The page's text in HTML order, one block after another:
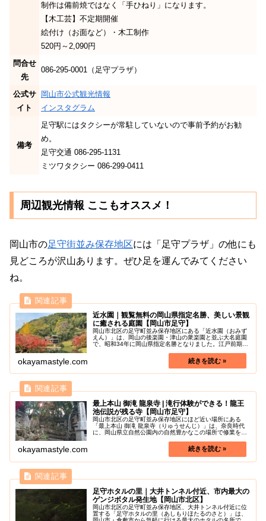
制作は備前焼ではなく「手ひねり」になります。
【木工芸】不定期開催
絵付け（お面など）・木工制作
520円～2,090円
問合せ
先
086-295-0001（足守プラザ）
公式サ
イト
岡山市公式観光情報
インスタグラム
備考
足守駅にはタクシーが常駐していないので事前予約がお勧
め。
足守交通 086-295-1131
ミツワタクシー 086-299-0411
周辺観光情報 ここもオススメ！
岡山市の足守街並み保存地区には「足守プラザ」の他にも
見どころが沢山あります。ぜひ足を運んでみてください
ね。
近水園｜観覧無料の岡山県指定名勝、美しい景観
に癒される庭園【岡山市足守】
岡山市北区の足守町並み保存地区にある「近水園（おみず
えん）」は、岡山の後楽園・津山の衆楽園と並ぶ大名庭園
で、昭和34年に岡山県指定名勝となりました。江戸前期頃
ぎ、その奥に設けられた旧足守藩主...
okayamastyle.com
最上本山 御滝 龍泉寺 | 滝行体験ができる！龍王
池伝説が残る寺【岡山市足守】
岡山市北区の足守町並み保存地区にほど近い場所にある
「最上本山 御滝 龍泉寺（りゅうせんじ）」は、奈良時代
に、岡山県立自然公園内の自然豊かなこの場所で修業をし
okayamastyle.com
足守ホタルの里｜大井トンネル付近、市内最大の
ゲンジボタル発生地【岡山市北区】
岡山市北区の足守町並み保存地区、大井トンネル付近に位
置する「足守ホタルの里（あしもりほたるのさと）」は、